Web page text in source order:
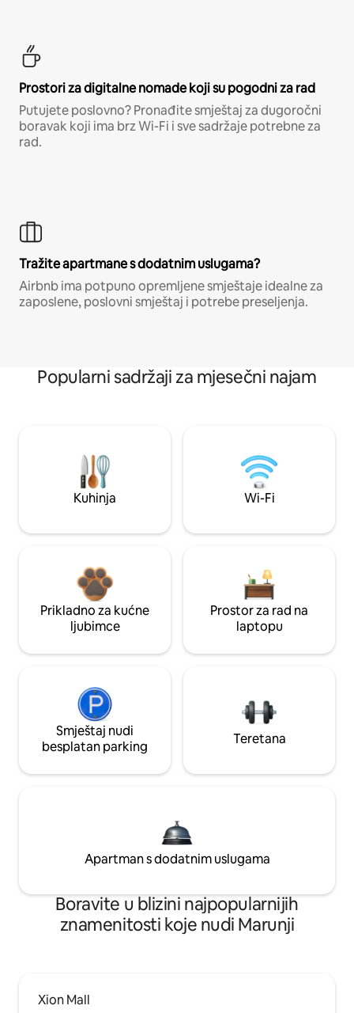
Prostori za digitalne nomade koji su pogodni za rad
Putujete poslovno? Pronađite smještaj za dugoročni
boravak koji ima brz Wi-Fi i sve sadržaje potrebne za
rad.
Tražite apartmane s dodatnim uslugama?
Airbnb ima potpuno opremljene smještaje idealne za
zaposlene, poslovni smještaj i potrebe preseljenja.
Popularni sadržaji za mjesečni najam
Kuhinja Wi-Fi
Prikladno za kućne
ljubimce
Prostor za rad na
laptopu
Smještaj nudi
besplatan parking
Teretana
Apartman s dodatnim uslugama
Boravite u blizini najpopularnijih
znamenitosti koje nudi Marunji
Xion Mall